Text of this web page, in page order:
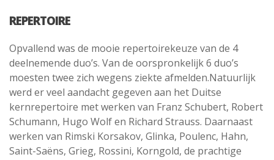
REPERTOIRE
Opvallend was de mooie repertoirekeuze van de 4
deelnemende duo’s. Van de oorspronkelijk 6 duo’s
moesten twee zich wegens ziekte afmelden.Natuurlijk
werd er veel aandacht gegeven aan het Duitse
kernrepertoire met werken van Franz Schubert, Robert
Schumann, Hugo Wolf en Richard Strauss. Daarnaast
werken van Rimski Korsakov, Glinka, Poulenc, Hahn,
Saint-Saëns, Grieg, Rossini, Korngold, de prachtige